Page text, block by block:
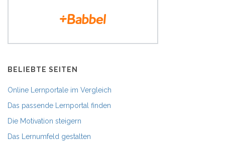
BELIEBTE SEITEN
Online Lernportale im Vergleich
Das passende Lernportal finden
Die Motivation steigern
Das Lernumfeld gestalten